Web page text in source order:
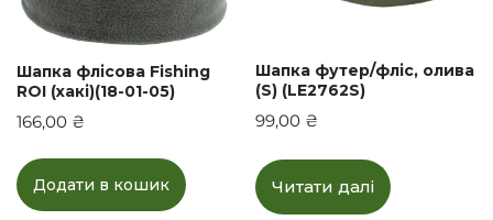
Шапка флісова Fishing
ROI (хакі)(18-01-05)
166,00 ₴
Додати в кошик
Шапка футер/фліс, олива
(S) (LE2762S)
99,00 ₴
Читати далі